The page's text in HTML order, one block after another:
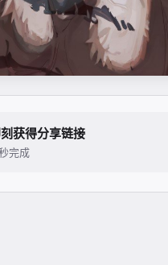
获得分享链接
完成